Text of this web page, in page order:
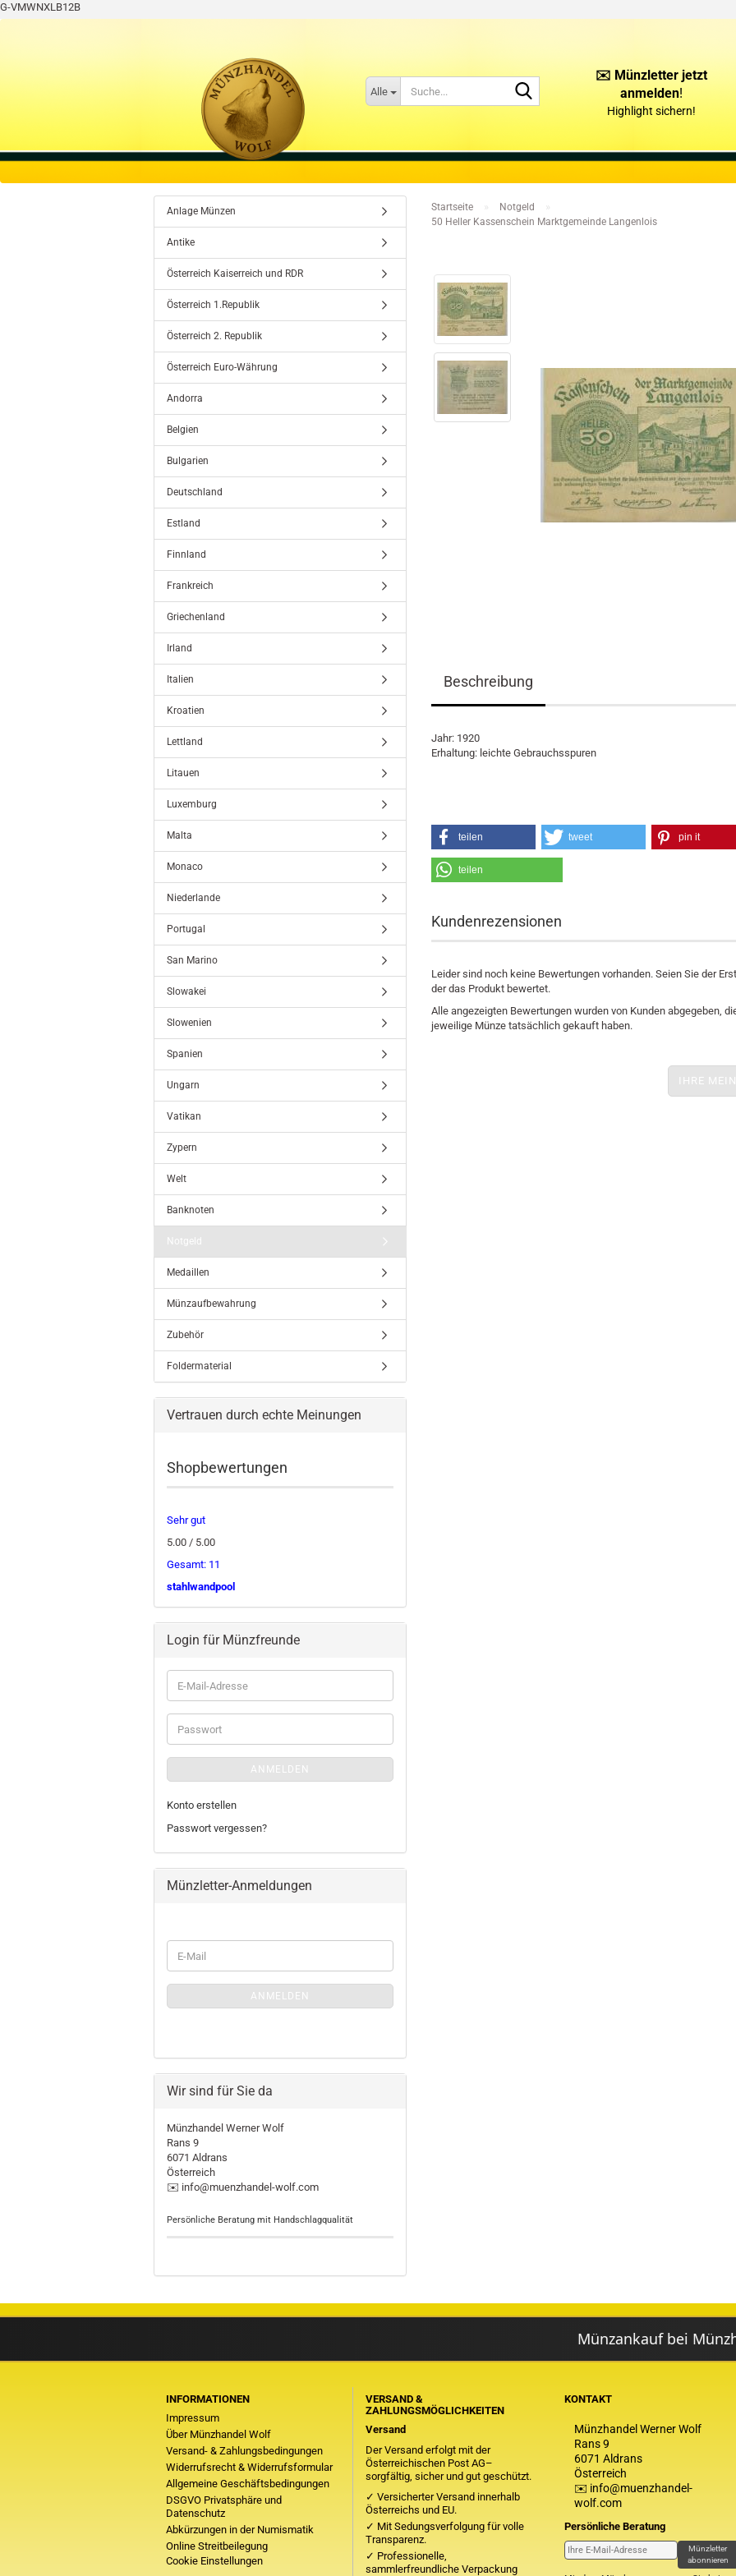
G-VMWNXLB12B
Alle
✉️ Münzletter jetzt
anmelden!
Highlight sichern!
Startseite
» Notgeld »
50 Heller Kassenschein Marktgemeinde Langenlois
Beschreibung
Jahr: 1920
Erhaltung: leichte Gebrauchsspuren
teilen tweet pin it
teilen
Kundenrezensionen
Leider sind noch keine Bewertungen vorhanden. Seien Sie der
der das Produkt bewertet.
Alle angezeigten Bewertungen wurden von Kunden abgegeben,
jeweilige Münze tatsächlich gekauft haben.
IHRE
Anlage Münzen
Antike
Österreich Kaiserreich und RDR
Österreich 1.Republik
Österreich 2. Republik
Österreich Euro-Währung
Andorra
Belgien
Bulgarien
Deutschland
Estland
Finnland
Frankreich
Griechenland
Irland
Italien
Kroatien
Lettland
Litauen
Luxemburg
Malta
Monaco
Niederlande
Portugal
San Marino
Slowakei
Slowenien
Spanien
Ungarn
Vatikan
Zypern
Welt
Banknoten
Notgeld
Medaillen
Münzaufbewahrung
Zubehör
Foldermaterial
Vertrauen durch echte Meinungen
Shopbewertungen
Sehr gut
5.00 / 5.00
Gesamt: 11
stahlwandpool
Login für Münzfreunde
E-
Mail-
Adresse
Passwort
ANMELDEN
Konto erstellen
Passwort vergessen?
Münzletter-Anmeldungen
WEITER
ZUR
E-
Mail
ANMELDEN
Wir sind für Sie da
Münzhandel Werner Wolf
Rans 9
6071 Aldrans
Österreich
✉️ info@muenzhandel-wolf.com
Persönliche Beratung mit Handschlagqualität
Münzankauf bei Münzhandel
INFORMATIONEN
Impressum
Über Münzhandel Wolf
Versand- & Zahlungsbedingungen
Widerrufsrecht & Widerrufsformular
Allgemeine Geschäftsbedingungen
DSGVO Privatsphäre und
Datenschutz
Abkürzungen in der Numismatik
Online Streitbeilegung
Cookie Einstellungen
VERSAND &
ZAHLUNGSMÖGLICHKEITEN
Versand
Der Versand erfolgt mit der
Österreichischen Post AG–
sorgfältig, sicher und gut geschützt.
✓ Versicherter Versand innerhalb
Österreichs und EU.
✓ Mit Sedungsverfolgung für volle
Transparenz.
✓ Professionelle,
sammlerfreundliche Verpackung
KONTAKT
Münzhandel Werner Wolf
Rans 9
6071 Aldrans
Österreich
✉️ info@muenzhandel-
wolf.com
Persönliche Beratung
Münzletter
abonnieren